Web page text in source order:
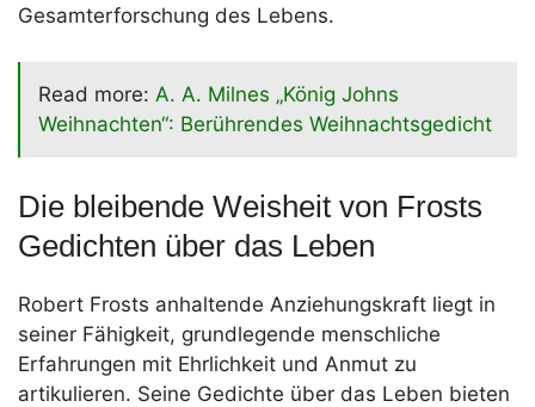
Gesamterforschung des Lebens.
Read more: A. A. Milnes „König Johns
Weihnachten“: Berührendes Weihnachtsgedicht
Die bleibende Weisheit von Frosts
Gedichten über das Leben
Robert Frosts anhaltende Anziehungskraft liegt in
seiner Fähigkeit, grundlegende menschliche
Erfahrungen mit Ehrlichkeit und Anmut zu
artikulieren. Seine Gedichte über das Leben bieten